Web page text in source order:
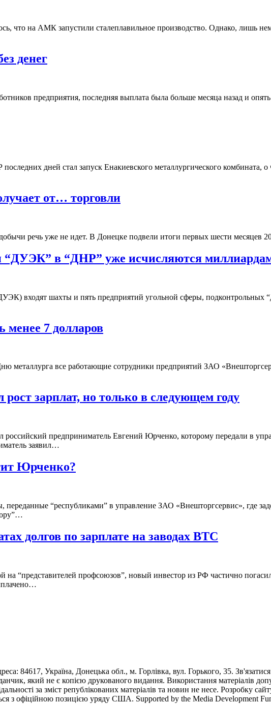
что на АМК запустили сталеплавильное производство. Однако, лишь
денег
предприятия, последняя выплата была больше месяца назад и
дней стал запуск Енакиевского металлургического комбината, о
от… торговли
речь уже не идет. В Донецке подвели итоги первых шести месяцев
“ДУЭК” в “ДНР” уже исчисляются
входят шахты и пять предприятий угольной сферы,
менее 7 долларов
металлурга все работающие сотрудники предприятий ЗАО
зарплат, но только в следующем году
российский предприниматель Евгений Юрченко, которому передали в
заявил…
Юрченко?
“республиками” в управление ЗАО «Внешторгсервис», где
долгов по зарплате на заводах ВТС
на “представителей профсоюзов”, новый инвестор из РФ частично
84617, Україна, Донецька обл., м. Горлівка, вул. Горького, 35.
який не є копією друкованого видання. Використання матеріалів
за зміст републікованих матеріалів та новин не несе.
з офіційною позицією уряду США. Supported by the Media Development